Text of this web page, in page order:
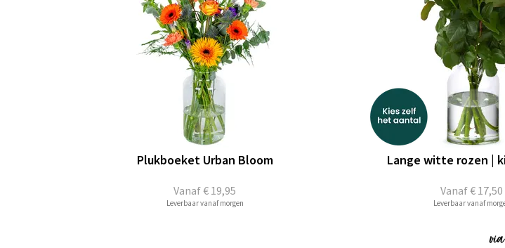
Vanaf€ 19,95
Plukboeket Urban Bloom
Leverbaar vanaf morgen
Vanaf€ 17,50
Lange witte rozen |
Leverbaar vanaf